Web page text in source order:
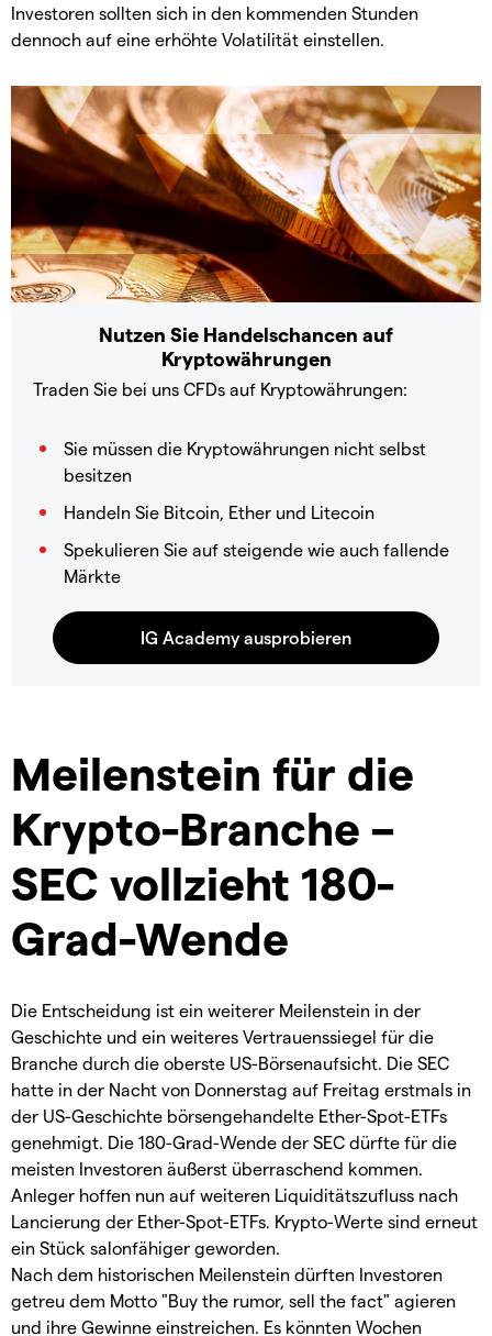
Investoren sollten sich in den kommenden Stunden
dennoch auf eine erhöhte Volatilität einstellen.
Nutzen Sie Handelschancen auf
Kryptowährungen
Traden Sie bei uns CFDs auf Kryptowährungen:
Sie müssen die Kryptowährungen nicht selbst
besitzen
Handeln Sie Bitcoin, Ether und Litecoin
Spekulieren Sie auf steigende wie auch fallende
Märkte
Meilenstein für die
Krypto-Branche –
SEC vollzieht 180-
Grad-Wende
Die Entscheidung ist ein weiterer Meilenstein in der
Geschichte und ein weiteres Vertrauenssiegel für die
Branche durch die oberste US-Börsenaufsicht. Die SEC
hatte in der Nacht von Donnerstag auf Freitag erstmals in
der US-Geschichte börsengehandelte Ether-Spot-ETFs
genehmigt. Die 180-Grad-Wende der SEC dürfte für die
meisten Investoren äußerst überraschend kommen.
Anleger hoffen nun auf weiteren Liquiditätszufluss nach
Lancierung der Ether-Spot-ETFs. Krypto-Werte sind erneut
ein Stück salonfähiger geworden.
Nach dem historischen Meilenstein dürften Investoren
getreu dem Motto "Buy the rumor, sell the fact" agieren
und ihre Gewinne einstreichen. Es könnten Wochen